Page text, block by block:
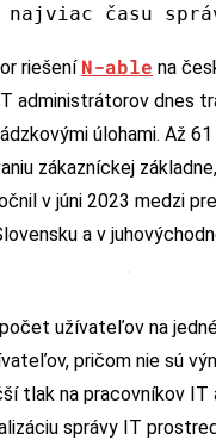
času
riešení N-able na
administrátorov dnes
úlohami. Až
zákazníckej
v júni 2023 medzi
a v
užívateľov na
pričom nie sú
tlak na pracovníkov
správy IT